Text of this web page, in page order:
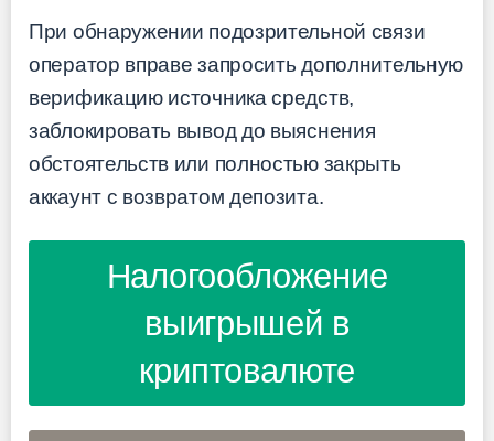
При обнаружении подозрительной связи
оператор вправе запросить дополнительную
верификацию источника средств,
заблокировать вывод до выяснения
обстоятельств или полностью закрыть
аккаунт с возвратом депозита.
Налогообложение
выигрышей в
криптовалюте